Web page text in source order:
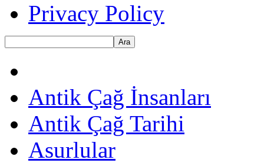
Privacy Policy
Ara
Antik Çağ İnsanları
Antik Çağ Tarihi
Asurlular